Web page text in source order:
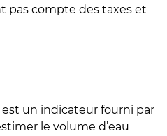
pas compte des taxes et
est un indicateur fourni par
le volume d’eau